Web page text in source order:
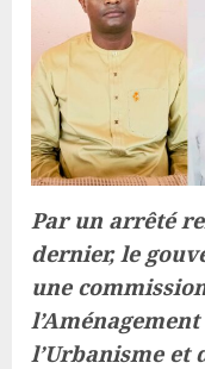
Par un arrêté
dernier, le
une
l’Urbanisme et